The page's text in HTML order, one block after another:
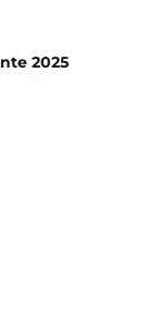
2025